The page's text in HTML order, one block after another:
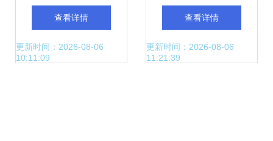
体？企业管理咨询
中的关键抉择
查看详情
更新时间：2026-08-06
10:11:09
与服务优选企业 企
业管理咨询的精准
查看详情
更新时间：2026-08-06
11:21:39